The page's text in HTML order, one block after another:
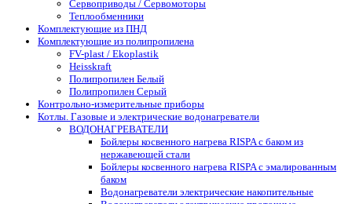
Сервоприводы / Сервомоторы
Теплообменники
Комплектующие из ПНД
Комплектующие из полипропилена
FV-plast / Ekoplastik
Heisskraft
Полипропилен Белый
Полипропилен Серый
Контрольно-измерительные приборы
Котлы. Газовые и электрические водонагреватели
ВОДОНАГРЕВАТЕЛИ
Бойлеры косвенного нагрева RISPA с баком из
нержавеющей стали
Бойлеры косвенного нагрева RISPA с эмалированным
баком
Водонагреватели электрические накопительные